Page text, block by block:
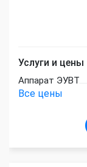
Услуги и цены
Аппарат ЭУВТ
Все цены